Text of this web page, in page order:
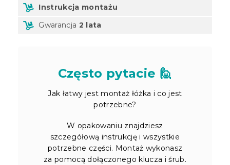
Instrukcja montażu
Gwarancja 2 lata
Często pytacie 🙋
Jak łatwy jest montaż łóżka i co jest
potrzebne?
W opakowaniu znajdziesz
szczegółową instrukcję i wszystkie
potrzebne części. Montaż wykonasz
za pomocą dołączonego klucza i śrub.